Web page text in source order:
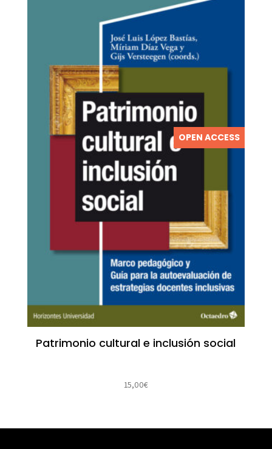
OPEN ACCESS
Patrimonio cultural e inclusión social
15,00€